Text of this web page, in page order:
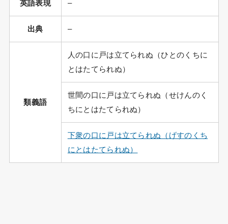
英語表現 –
出典 –
類義語
人の口に戸は立てられぬ（ひとのくちに
とはたてられぬ）
世間の口に戸は立てられぬ（せけんのく
ちにとはたてられぬ）
下衆の口に戸は立てられぬ（げすのくち
にとはたてられぬ）